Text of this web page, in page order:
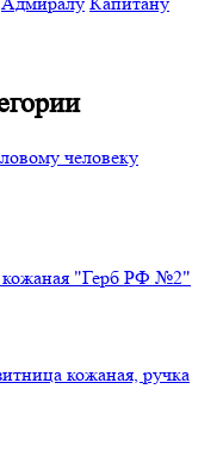
человеку
"Герб РФ №2"
кожаная, ручка